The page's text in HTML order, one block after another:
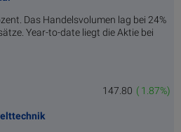
Das Handelsvolumen lag bei 24%
Year-to-date liegt die Aktie bei
( 1.87%)
147.80